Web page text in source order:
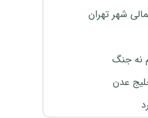
شهر تهران
نه جنگ
عدن